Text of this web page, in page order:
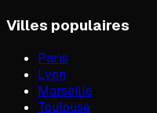
Villes populaires
Paris
Lyon
Marseille
Toulouse